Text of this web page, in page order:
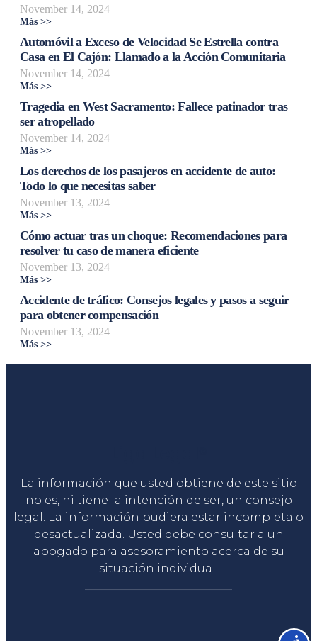
November 14, 2024
Más >>
Automóvil a Exceso de Velocidad Se Estrella contra
Casa en El Cajón: Llamado a la Acción Comunitaria
November 14, 2024
Más >>
Tragedia en West Sacramento: Fallece patinador tras
ser atropellado
November 14, 2024
Más >>
Los derechos de los pasajeros en accidente de auto:
Todo lo que necesitas saber
November 13, 2024
Más >>
Cómo actuar tras un choque: Recomendaciones para
resolver tu caso de manera eficiente
November 13, 2024
Más >>
Accidente de tráfico: Consejos legales y pasos a seguir
para obtener compensación
November 13, 2024
Más >>
La información que usted obtiene de este sitio
no es, ni tiene la intención de ser, un consejo
legal. La información pudiera estar incompleta o
desactualizada. Usted debe consultar a un
abogado para asesoramiento acerca de su
situación individual.